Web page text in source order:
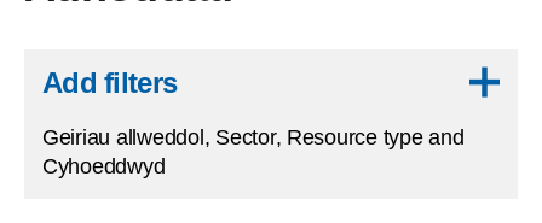
Add filters
Geiriau allweddol, Sector, Resource type and
Cyhoeddwyd